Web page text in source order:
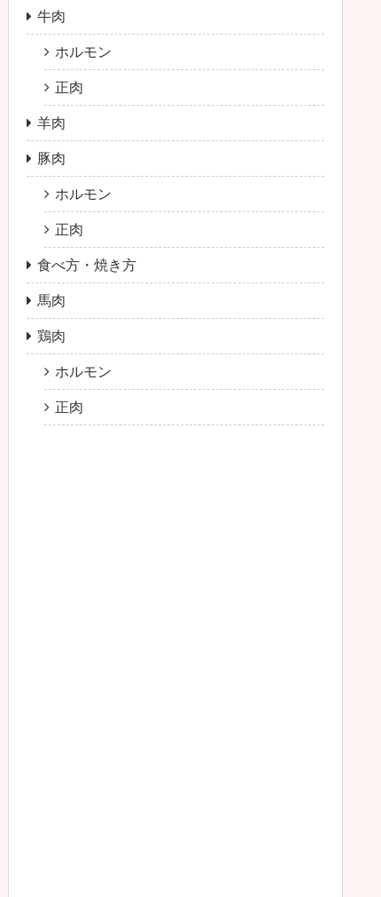
牛肉
ホルモン
正肉
羊肉
豚肉
ホルモン
正肉
食べ方・焼き方
馬肉
鶏肉
ホルモン
正肉